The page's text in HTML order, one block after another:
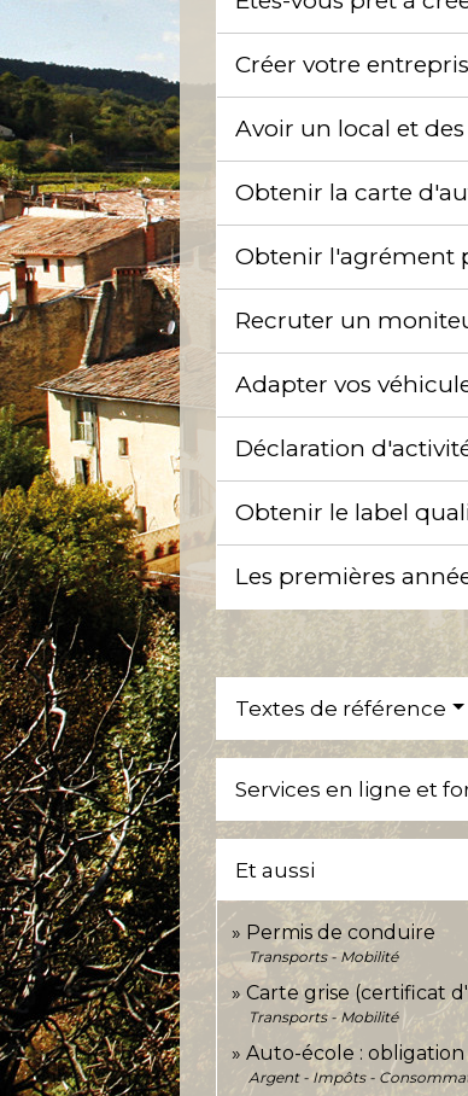
Créer votre
Avoir un local et
Obtenir la carte
Obtenir l'agrément
Recruter un
Adapter vos
Déclaration
Obtenir le label
Les premières
Textes de référence
Services en ligne et
Et aussi
Permis de conduire
Transports - Mobilité
Carte grise (certificat
Transports - Mobilité
Auto-école : obligation
Argent - Impôts -